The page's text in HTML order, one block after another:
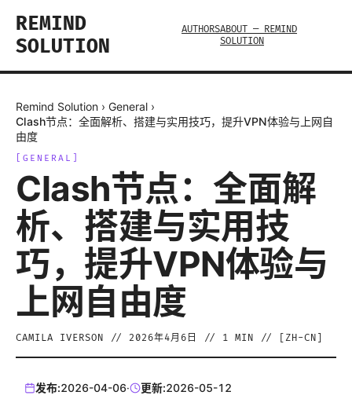
REMIND
SOLUTION
AUTHORSABOUT — REMIND
SOLUTION
Remind Solution › General ›
Clash节点：全面解析、搭建与实用技巧，提升VPN体验与上网自
由度
GENERAL
Clash节点：全面解
析、搭建与实用技
巧，提升VPN体验与
上网自由度
CAMILA IVERSON // 2026年4月6日 // 1 MIN // [ ZH-CN
发布:2026-04-06· 更新:2026-05-12